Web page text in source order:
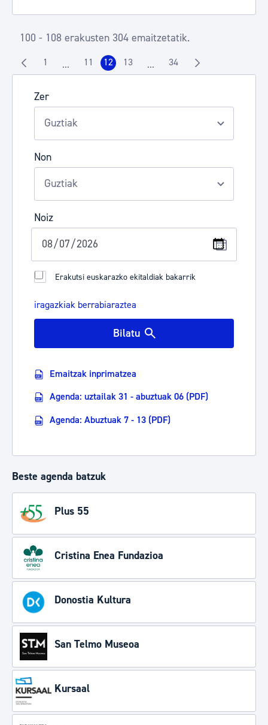
Zer
Non
Noiz
Erakutsi euskarazko ekitaldiak bakarrik
iragazkiak berrabiaraztea
Bilatu
Emaitzak inprimatzea
Agenda: uztailak 31 - abuztuak 06 (PDF)
Agenda: Abuztuak 7 - 13 (PDF)
Beste agenda batzuk
Plus 55
Cristina Enea Fundazioa
Donostia Kultura
San Telmo Museoa
Kursaal
100 - 108 erakusten 304 emaitzetatik.
Orrialdea
1 ...Intermediate Pages Use TAB to navigate.
Orrialdea
11 Orrialdea
12 Orrialdea
13 ...Intermediate Pages Use TAB
Orrialdea
34